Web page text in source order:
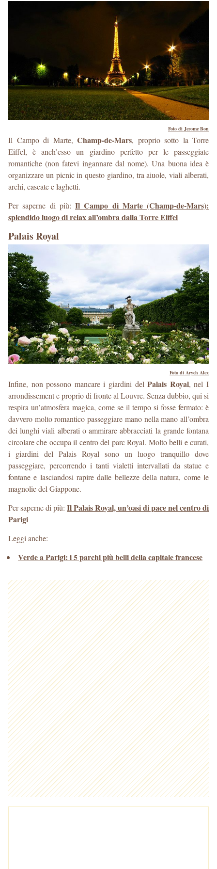
Foto di Jerome Bon
Il Campo di Marte, Champ-de-Mars, proprio sotto la Torre
Eiffel, è anch’esso un giardino perfetto per le passeggiate
romantiche (non fatevi ingannare dal nome). Una buona idea è
organizzare un picnic in questo giardino, tra aiuole, viali alberati,
archi, cascate e laghetti.
Per saperne di più: Il Campo di Marte (Champ-de-Mars):
splendido luogo di relax all’ombra dalla Torre Eiffel
Palais Royal
Foto di Aryeh Alex
Infine, non possono mancare i giardini delPalais Royal, nel I
arrondissement e proprio di fronte al Louvre. Senza dubbio, qui si
respira un’atmosfera magica, come se il tempo si fosse fermato: è
davvero molto romantico passeggiare mano nella mano all’ombra
dei lunghi viali alberati o ammirare abbracciati la grande fontana
circolare che occupa il centro del parc Royal. Molto belli e curati,
i giardini del Palais Royal sono un luogo tranquillo dove
passeggiare, percorrendo i tanti vialetti intervallati da statue e
fontane e lasciandosi rapire dalle bellezze della natura, come le
magnolie del Giappone.
Per saperne di più: Il Palais Royal, un’oasi di pace nel centro di
Parigi
Leggi anche:
Verde a Parigi: i 5 parchi più belli della capitale francese